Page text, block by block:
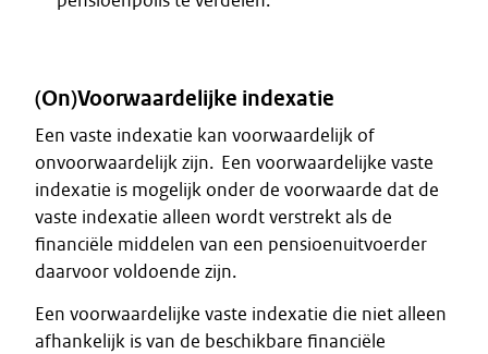
(On)Voorwaardelijke indexatie
Een vaste indexatie kan voorwaardelijk of
onvoorwaardelijk zijn. Een voorwaardelijke vaste
indexatie is mogelijk onder de voorwaarde dat de
vaste indexatie alleen wordt verstrekt als de
financiële middelen van een pensioenuitvoerder
daarvoor voldoende zijn.
Een voorwaardelijke vaste indexatie die niet alleen
afhankelijk is van de beschikbare financiële